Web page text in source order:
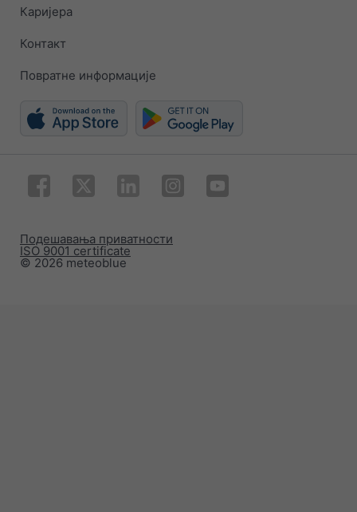
Каријера
Контакт
Повратне информације
© 2026 meteoblue
ISO 9001 certificate
Подешавања приватности